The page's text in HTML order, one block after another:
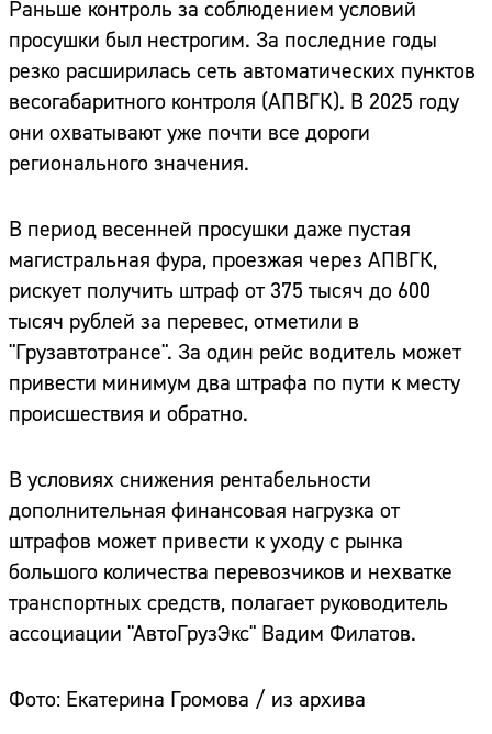
Раньше контроль за соблюдением условий
просушки был нестрогим. За последние годы
резко расширилась сеть автоматических пунктов
весогабаритного контроля (АПВГК). В 2025 году
они охватывают уже почти все дороги
регионального значения.
В период весенней просушки даже пустая
магистральная фура, проезжая через АПВГК,
рискует получить штраф от 375 тысяч до 600
тысяч рублей за перевес, отметили в
"Грузавтотрансе". За один рейс водитель может
привести минимум два штрафа по пути к месту
происшествия и обратно.
В условиях снижения рентабельности
дополнительная финансовая нагрузка от
штрафов может привести к уходу с рынка
большого количества перевозчиков и нехватке
транспортных средств, полагает руководитель
ассоциации "АвтоГрузЭкс" Вадим Филатов.
Фото: Екатерина Громова / из архива